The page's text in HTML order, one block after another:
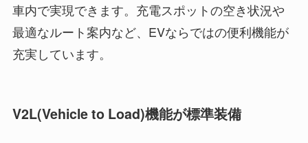
車内で実現できます。充電スポットの空き状況や
最適なルート案内など、EVならではの便利機能が
充実しています。
V2L(Vehicle to Load)機能が標準装備